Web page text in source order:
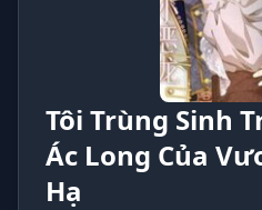
Tôi Trùng Sinh
Ác Long Của
Hạ